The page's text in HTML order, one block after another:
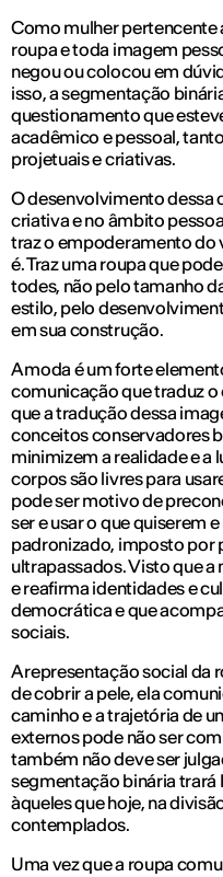
Como mulher pertencente
roupa e toda imagem
negou ou colocou em
isso, a segmentação
questionamento que
acadêmico e pessoal,
projetuais e criativas.
O desenvolvimento dessa
criativa e no âmbito
traz o empoderamento do
é. Traz uma roupa que
todes, não pelo tamanho
estilo, pelo
em sua construção.
A moda é um forte
comunicação que traduz
que a tradução dessa
conceitos conservadores
minimizem a realidade e a
corpos são livres para
pode ser motivo de
ser e usar o que quiserem
padronizado, imposto por
ultrapassados. Visto que
e reafirma identidades e
democrática e que
sociais.
A representação social da
de cobrir a pele, ela
caminho e a trajetória de
externos pode não ser
também não deve ser
segmentação binária trará
àqueles que hoje, na
contemplados.
Uma vez que a roupa